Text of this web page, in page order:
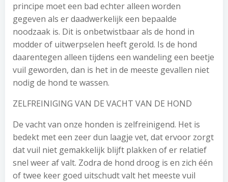
principe moet een bad echter alleen worden
gegeven als er daadwerkelijk een bepaalde
noodzaak is. Dit is onbetwistbaar als de hond in
modder of uitwerpselen heeft gerold. Is de hond
daarentegen alleen tijdens een wandeling een beetje
vuil geworden, dan is het in de meeste gevallen niet
nodig de hond te wassen.
ZELFREINIGING VAN DE VACHT VAN DE HOND
De vacht van onze honden is zelfreinigend. Het is
bedekt met een zeer dun laagje vet, dat ervoor zorgt
dat vuil niet gemakkelijk blijft plakken of er relatief
snel weer af valt. Zodra de hond droog is en zich één
of twee keer goed uitschudt valt het meeste vuil